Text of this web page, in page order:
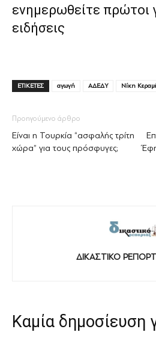
ενημερωθείτε πρώτοι
ειδήσεις
ΕΤΙΚΕΤΕΣ αγωγή ΑΔΕΔΥ Νίκη
Προηγούμενο άρθρο
Είναι η Τουρκία “ασφαλής τρίτη
χώρα” για τους πρόσφυγες;
ΔΙΚΑΣΤΙΚΟ
Καμία δημοσίευση